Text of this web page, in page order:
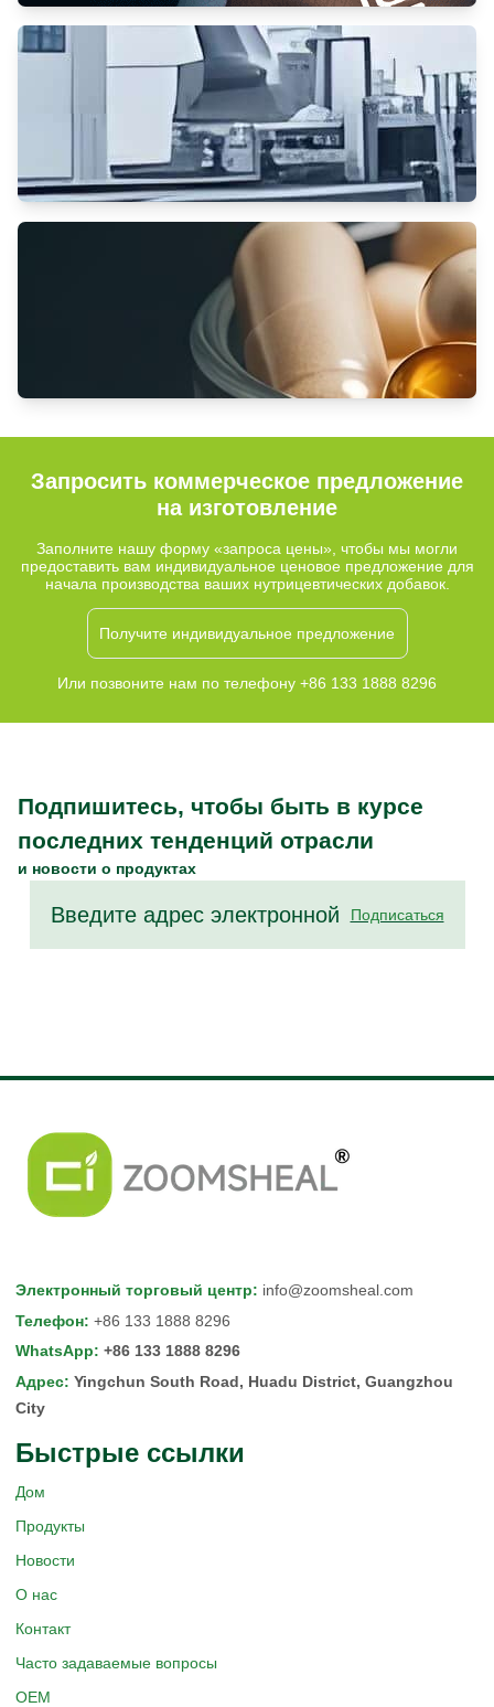
Запросить коммерческое предложение
на изготовление
Заполните нашу форму «запроса цены», чтобы мы могли
предоставить вам индивидуальное ценовое предложение для
начала производства ваших нутрицевтических добавок.
Получите индивидуальное предложение
Или позвоните нам по телефону +86 133 1888 8296
Подпишитесь, чтобы быть в курсе
последних тенденций отрасли
и новости о продуктах
Подписаться
Электронный торговый центр: info@zoomsheal.com
Телефон: +86 133 1888 8296
WhatsApp: +86 133 1888 8296
Адрес: Yingchun South Road, Huadu District, Guangzhou
City
Быстрые ссылки
Дом
Продукты
Новости
О нас
Контакт
Часто задаваемые вопросы
OEM